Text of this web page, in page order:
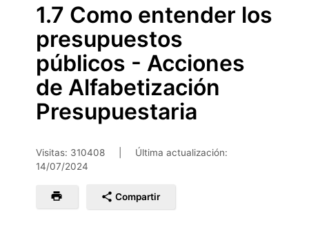
1.7 Como entender los
presupuestos
públicos - Acciones
de Alfabetización
Presupuestaria
Visitas: 310408
Última actualización:
14/07/2024
Compartir